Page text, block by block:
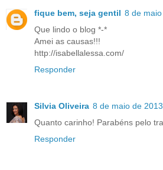
fique bem, seja gentil 8 de
Que lindo o blog *-*
Amei as causas!!!
http://isabellalessa.com/
Responder
Silvia Oliveira 8 de maio de
Quanto carinho! Parabéns pelo
Responder